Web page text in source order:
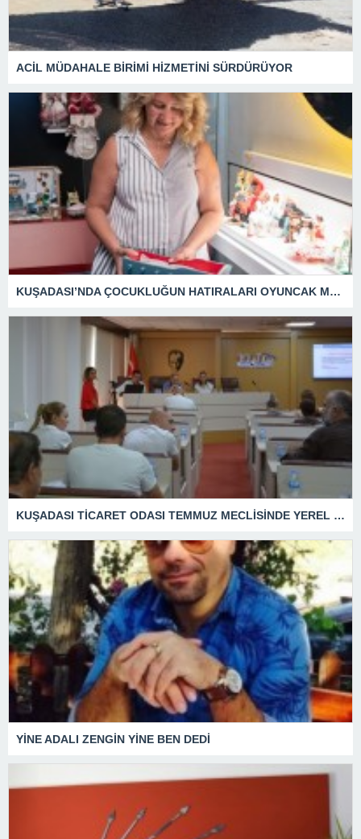
ACİL MÜDAHALE BİRİMİ HİZMETİNİ SÜRDÜRÜYOR
KUŞADASI’NDA ÇOCUKLUĞUN HATIRALARI OYUNCAK MÜZESİNDE HAYAT BULACAK
KUŞADASI TİCARET ODASI TEMMUZ MECLİSİNDE YEREL İŞLETMELERE ANLAMLI DESTEK
YİNE ADALI ZENGİN YİNE BEN DEDİ